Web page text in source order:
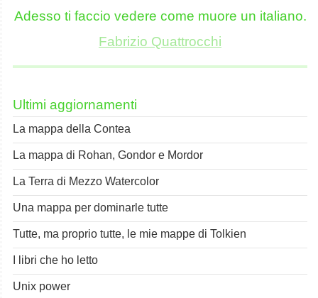
Adesso ti faccio vedere come muore un italiano.
Fabrizio Quattrocchi
Ultimi aggiornamenti
La mappa della Contea
La mappa di Rohan, Gondor e Mordor
La Terra di Mezzo Watercolor
Una mappa per dominarle tutte
Tutte, ma proprio tutte, le mie mappe di Tolkien
I libri che ho letto
Unix power